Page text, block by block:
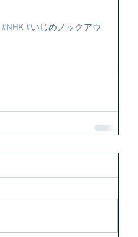
#NHK #いじめノックアウ